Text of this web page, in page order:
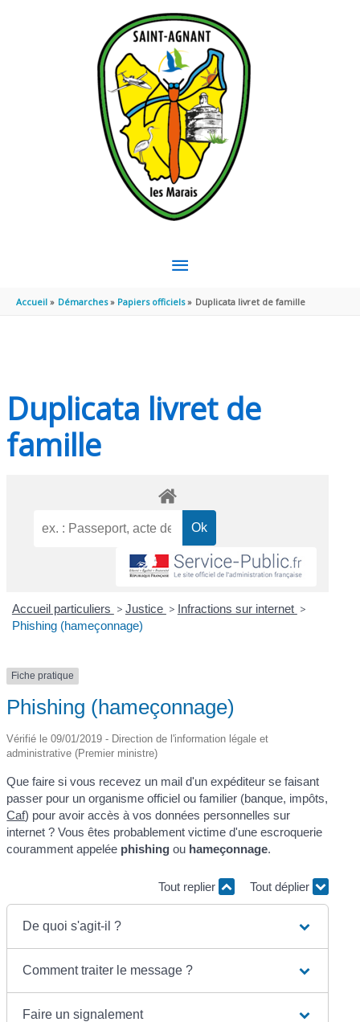
MENU
PRINCIPAL
Accueil Démarches Papiers officiels Duplicata livret de famille
Duplicata livret de
famille
Accueil particuliers > Justice > Infractions sur internet >
Phishing (hameçonnage)
Fiche pratique
Phishing (hameçonnage)
Vérifié le 09/01/2019 - Direction de l'information légale et
administrative (Premier ministre)
Que faire si vous recevez un mail d'un expéditeur se faisant
passer pour un organisme officiel ou familier (banque, impôts,
Caf) pour avoir accès à vos données personnelles sur
internet ? Vous êtes probablement victime d'une escroquerie
couramment appelée phishing ou hameçonnage.
Tout replier Tout déplier
De quoi s'agit-il ?
Comment traiter le message ?
Faire un signalement